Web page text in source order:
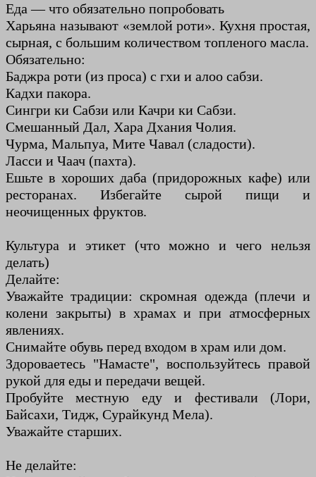
Еда — что обязательно попробовать
Харьяна называют «землой роти». Кухня простая,
сырная, с большим количеством топленого масла.
Обязательно:
Баджра роти (из проса) с гхи и алоо сабзи.
Кадхи пакора.
Сингри ки Сабзи или Качри ки Сабзи.
Смешанный Дал, Хара Дхания Чолия.
Чурма, Мальпуа, Мите Чавал (сладости).
Ласси и Чаач (пахта).
Ешьте в хороших даба (придорожных кафе) или
ресторанах. Избегайте сырой пищи и
неочищенных фруктов.
Культура и этикет (что можно и чего нельзя
делать)
Делайте:
Уважайте традиции: скромная одежда (плечи и
колени закрыты) в храмах и при атмосферных
явлениях.
Снимайте обувь перед входом в храм или дом.
Здороваетесь "Намасте", воспользуйтесь правой
рукой для еды и передачи вещей.
Пробуйте местную еду и фестивали (Лори,
Байсахи, Тидж, Сурайкунд Мела).
Уважайте старших.
Не делайте: